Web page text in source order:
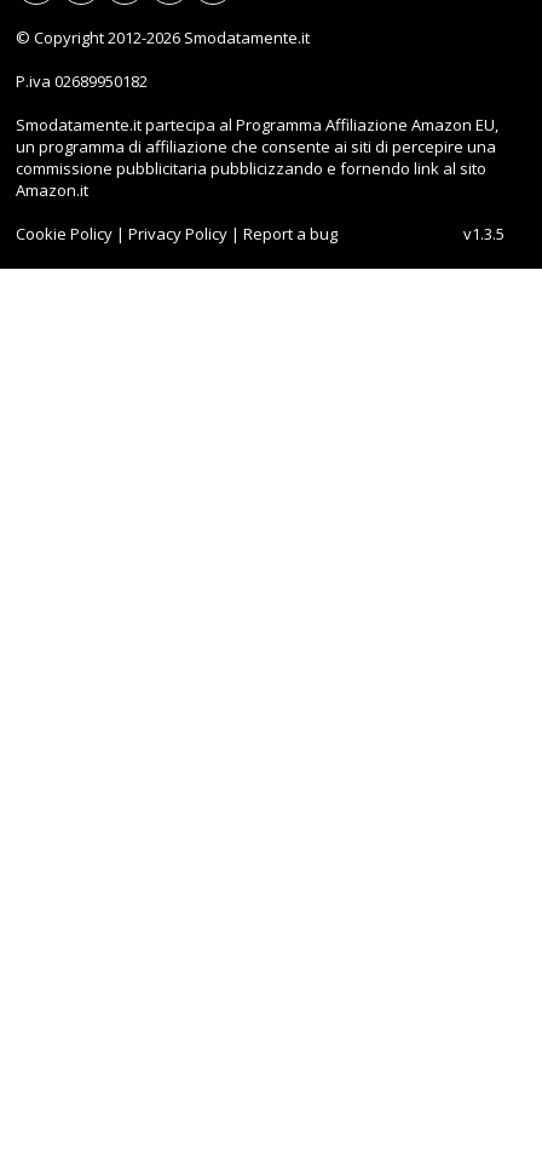
© Copyright 2012-2026 Smodatamente.it
P.iva 02689950182
Smodatamente.it partecipa al Programma Affiliazione Amazon EU,
un programma di affiliazione che consente ai siti di percepire una
commissione pubblicitaria pubblicizzando e fornendo link al sito
Amazon.it
Cookie Policy |Privacy Policy |Report a bug v1.3.5